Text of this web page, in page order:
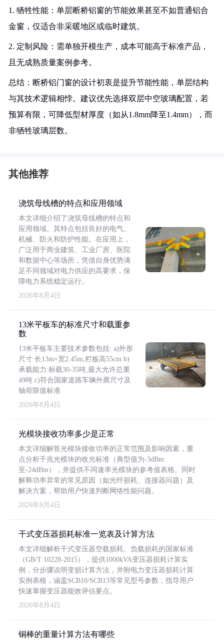
1. 牺牲性能：单层断桥铝窗的节能效果甚至不如普通铝合
金窗，仅适合非采暖地区或临时建筑。
2. 定制风险：需单独开模生产，成本可能高于标准产品，
且无成熟质量案例参考。
总结：断桥铝门窗的设计初衷是提升节能性能，单层结构
与其技术逻辑相悖。建议优先选择双层中空玻璃配置，若
预算有限，可降低型材厚度（如从1.8mm降至1.4mm），而
非牺牲玻璃层数。
其他推荐
浇筑母线槽的特点和应用领域
本文详细介绍了浇筑母线槽的特点和
应用领域。其特点包括良好的电气、
机械、防火和防护性能。在应用上，
广泛用于商业建筑、工业厂房、医院
和数据中心等场所，凭借自身优势满
足不同领域对电力供应的高要求，保
障电力系统稳定运行。
2026年8月4日
13米平板车的标准尺寸和载重参
数
13米平板车主要技术参数包括: a)外形
尺寸:长13m×宽2.45m,栏板高55cm b)
承载能力:标载30-35吨,最大允许总重
49吨 c)符合国家道路车辆外廓尺寸及
轴荷限值标准
2026年8月4日
光模块接收功率多少是正常
本文详细解答光模块接收功率的正常范围及影响因素，重
点分析千兆光模块的收光标准（典型值为-3dBm
至-24dBm），并提供不同速率光模块的参考值表格。同时
解释功率异常的常见原因（如光纤损耗、连接器问题）及
解决方案，帮助用户快速判断网络性能问题。
2026年8月4日
干式变压器损耗标准一览表及计算方法
本文详细解析干式变压器空载损耗、负载损耗的国家标准
（GB/T 10228-2015），提供1000kVA变压器损耗计算实
例，分步骤说明变损计算方法，并附电力变压器损耗计算
实例表格，涵盖SCB10/SCB13等常见型号参数，指导用户
快速掌握变压器能效评估要点。
2026年8月4日
铜棒的重量计算方法有哪些